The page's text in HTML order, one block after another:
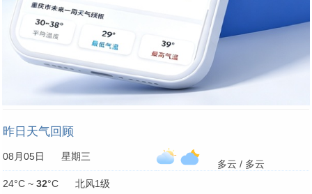
昨日天气回顾
08月05日 星期三
多云 / 多云
24°C ~ 32°C 北风1级